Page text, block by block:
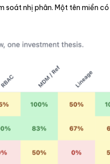
nhị phân. Một tên miền